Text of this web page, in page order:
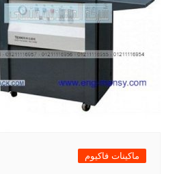
ماكينات فاكيوم